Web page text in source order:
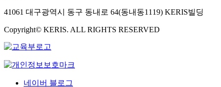
41061 대구광역시 동구 동내로 64(동내동1119) KERIS빌딩
Copyright© KERIS. ALL RIGHTS RESERVED
네이버 블로그